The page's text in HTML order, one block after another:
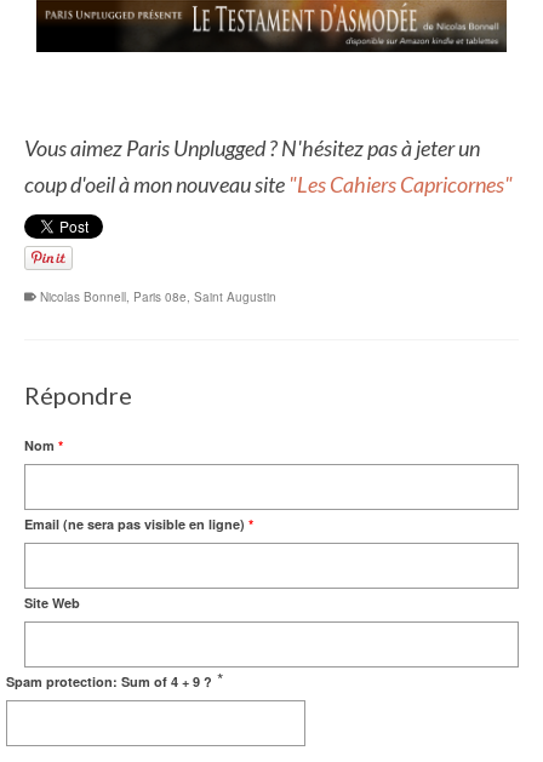
Vous aimez Paris Unplugged ? N'hésitez pas à jeter un
coup d'oeil à mon nouveau site "Les Cahiers Capricornes"
Nicolas Bonnell, Paris 08e, Saint Augustin
Répondre
Nom *
Email (ne sera pas visible en ligne) *
Site Web
Spam protection: Sum of 4 + 9 ? *